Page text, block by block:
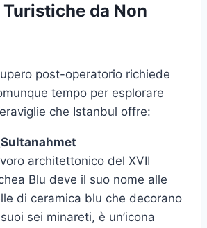
da Non
post-operatorio richiede
tempo per esplorare
che Istanbul offre:
architettonico del XVII
Blu deve il suo nome alle
di ceramica blu che decorano
sei minareti, è un’icona